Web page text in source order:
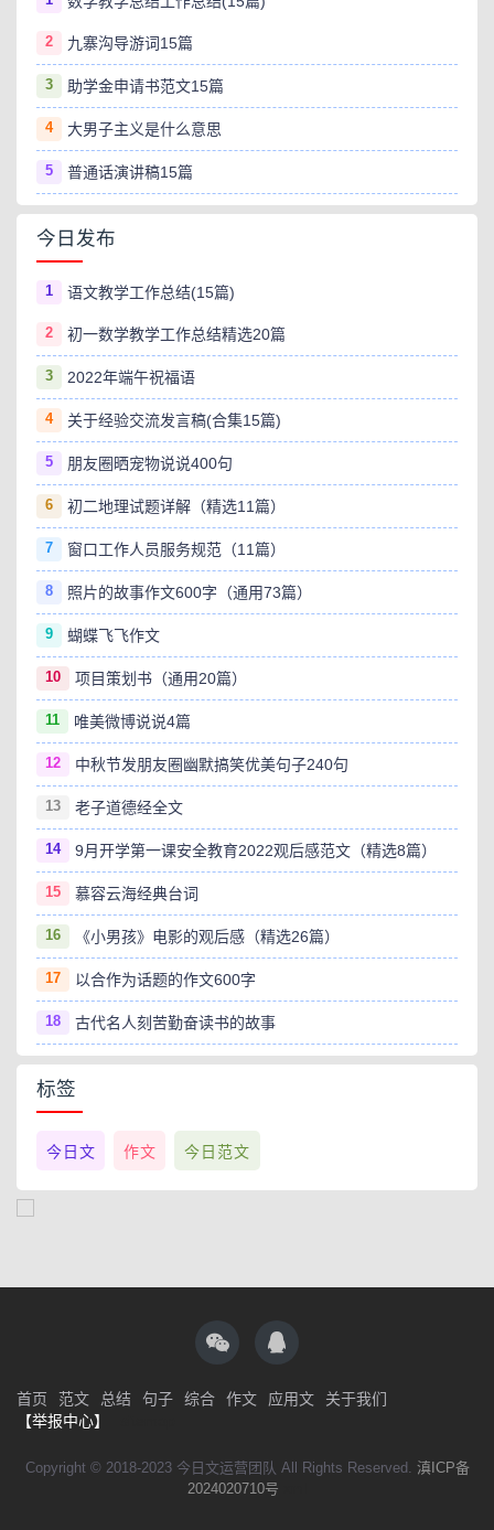
2 九寨沟导游词15篇
3 助学金申请书范文15篇
4 大男子主义是什么意思
5 普通话演讲稿15篇
今日发布
1 语文教学工作总结(15篇)
2 初一数学教学工作总结精选20篇
3 2022年端午祝福语
4 关于经验交流发言稿(合集15篇)
5 朋友圈晒宠物说说400句
6 初二地理试题详解（精选11篇）
7 窗口工作人员服务规范（11篇）
8 照片的故事作文600字（通用73篇）
9 蝴蝶飞飞作文
10 项目策划书（通用20篇）
11 唯美微博说说4篇
12 中秋节发朋友圈幽默搞笑优美句子240句
13 老子道德经全文
14 9月开学第一课安全教育2022观后感范文（精选8篇）
15 慕容云海经典台词
16 《小男孩》电影的观后感（精选26篇）
17 以合作为话题的作文600字
18 古代名人刻苦勤奋读书的故事
标签
今日文 作文 今日范文
首页 范文 总结 句子 综合 作文 应用文
关于我们
【举报中心】
Copyright © 2018-2023 今日文运营团队 All Rights Reserved. 滇ICP备
2024020710号